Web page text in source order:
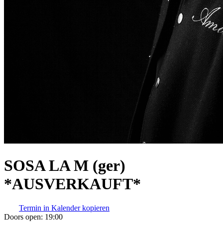
SOSA LA M (ger)
*AUSVERKAUFT*
Termin in Kalender kopieren
Doors open: 19:00